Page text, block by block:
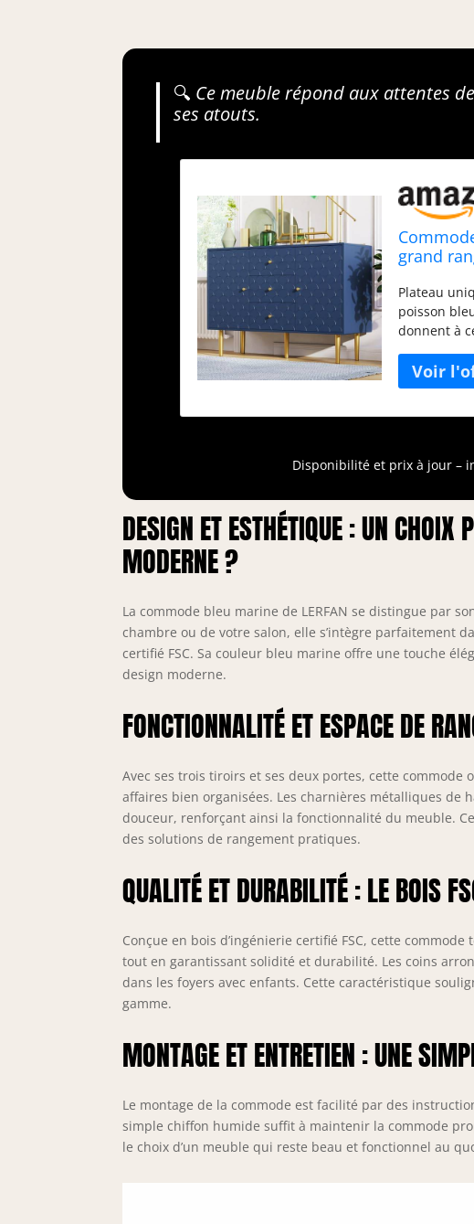
🔍 Ce meuble répond aux attentes
ses atouts.
grand
Plateau
poisson
donnent à
et sûr, sans
distances
arrondis :
des
coins
elle offre
réglage
Disponibilité et prix à jour –
DESIGN ET ESTHÉTIQUE : UN CHOIX
MODERNE ?
La commode bleu marine de LERFAN se distingue par
chambre ou de votre salon, elle s’intègre parfaitement
certifié FSC. Sa couleur bleu marine offre une touche
design moderne.
FONCTIONNALITÉ ET ESPACE DE
Avec ses trois tiroirs et ses deux portes, cette
affaires bien organisées. Les charnières métalliques
douceur, renforçant ainsi la fonctionnalité du meuble.
des solutions de rangement pratiques.
QUALITÉ ET DURABILITÉ : LE BOIS
Conçue en bois d’ingénierie certifié FSC, cette
tout en garantissant solidité et durabilité. Les coins
dans les foyers avec enfants. Cette caractéristique
gamme.
MONTAGE ET ENTRETIEN : UNE
Le montage de la commode est facilité par des
simple chiffon humide suffit à maintenir la commode
le choix d’un meuble qui reste beau et fonctionnel au